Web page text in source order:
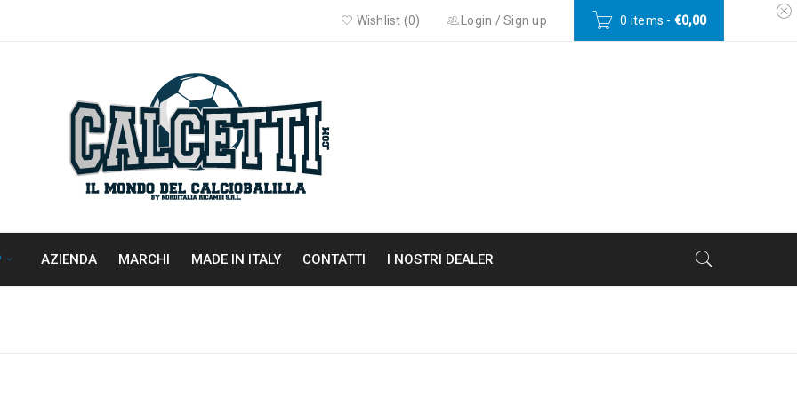
0 items - €0,00
Login / Sign up
Wishlist (0)
AZIENDA MARCHI MADE IN ITALY CONTATTI I NOSTRI DEALER